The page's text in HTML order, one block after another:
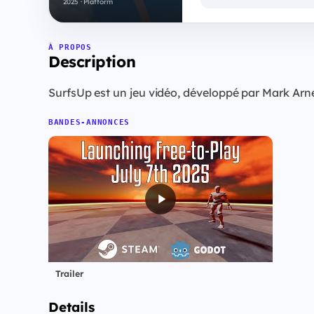
À PROPOS
Description
SurfsUp est un jeu vidéo, développé par Mark
BANDES-ANNONCES
Trailer
Details